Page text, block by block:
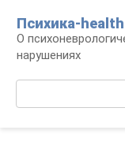
контенту
Психика-health
О
нарушениях